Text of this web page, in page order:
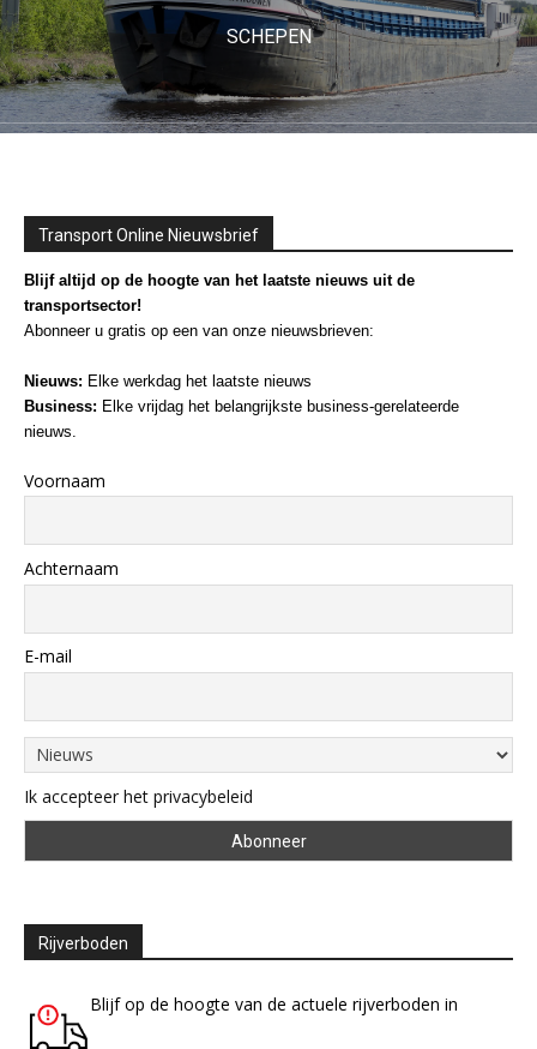
SCHEPEN
Transport Online Nieuwsbrief
Blijf altijd op de hoogte van het laatste nieuws uit de
transportsector!
Abonneer u gratis op een van onze nieuwsbrieven:
Nieuws: Elke werkdag het laatste nieuws
Business: Elke vrijdag het belangrijkste business-gerelateerde
nieuws.
Voornaam
Achternaam
E-mail
Ik accepteer het privacybeleid
Rijverboden
Blijf op de hoogte van de actuele rijverboden in